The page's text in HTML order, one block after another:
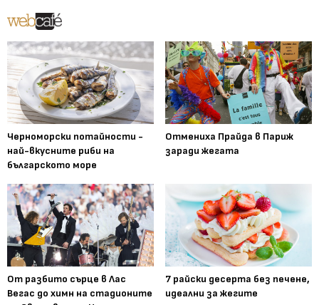
Черноморски потайности -
най-вкусните риби на
българското море
Отмениха Прайда в Париж
заради жегата
От разбито сърце в Лас
Вегас до химн на стадионите
7 райски десерта без печене,
идеални за жегите